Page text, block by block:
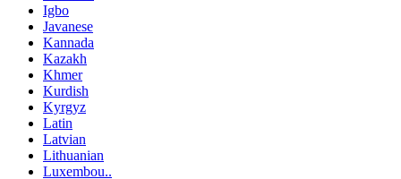
Igbo
Javanese
Kannada
Kazakh
Khmer
Kurdish
Kyrgyz
Latin
Latvian
Lithuanian
Luxembou..